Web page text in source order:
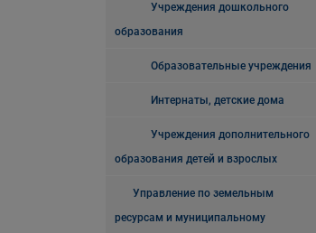
Учреждения дошкольного
образования
Образовательные учреждения
Интернаты, детские дома
Учреждения дополнительного
образования детей и взрослых
Управление по земельным
ресурсам и муниципальному